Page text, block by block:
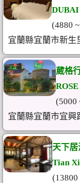
(4880
宜蘭縣宜蘭市新生
葳格
(5000
宜蘭縣宜蘭市宜興
天下居
Tian
(13800